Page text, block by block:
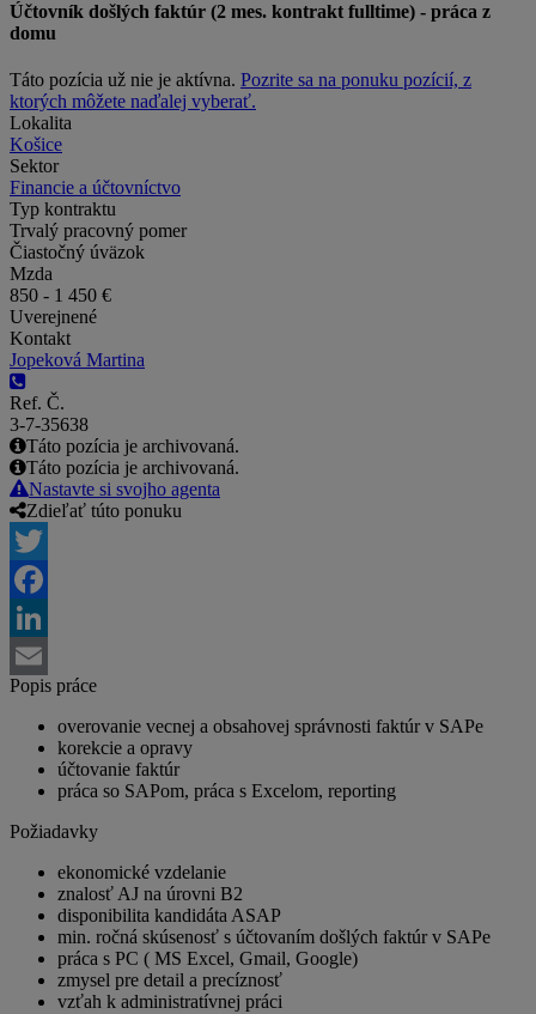
Účtovník došlých faktúr (2 mes. kontrakt fulltime) - práca z
domu
Táto pozícia už nie je aktívna. Pozrite sa na ponuku pozícií, z
ktorých môžete naďalej vyberať.
Lokalita
Košice
Sektor
Financie a účtovníctvo
Typ kontraktu
Trvalý pracovný pomer
Čiastočný úväzok
Mzda
850 - 1 450 €
Uverejnené
Kontakt
Jopeková Martina
Ref. Č.
3-7-35638
Táto pozícia je archivovaná.
Táto pozícia je archivovaná.
Nastavte si svojho agenta
Zdieľať túto ponuku
Twitter
Facebook
LinkedIn
Email
Popis práce
overovanie vecnej a obsahovej správnosti faktúr v SAPe
korekcie a opravy
účtovanie faktúr
práca so SAPom, práca s Excelom, reporting
Požiadavky
ekonomické vzdelanie
znalosť AJ na úrovni B2
disponibilita kandidáta ASAP
min. ročná skúsenosť s účtovaním došlých faktúr v SAPe
práca s PC ( MS Excel, Gmail, Google)
zmysel pre detail a precíznosť
vzťah k administratívnej práci